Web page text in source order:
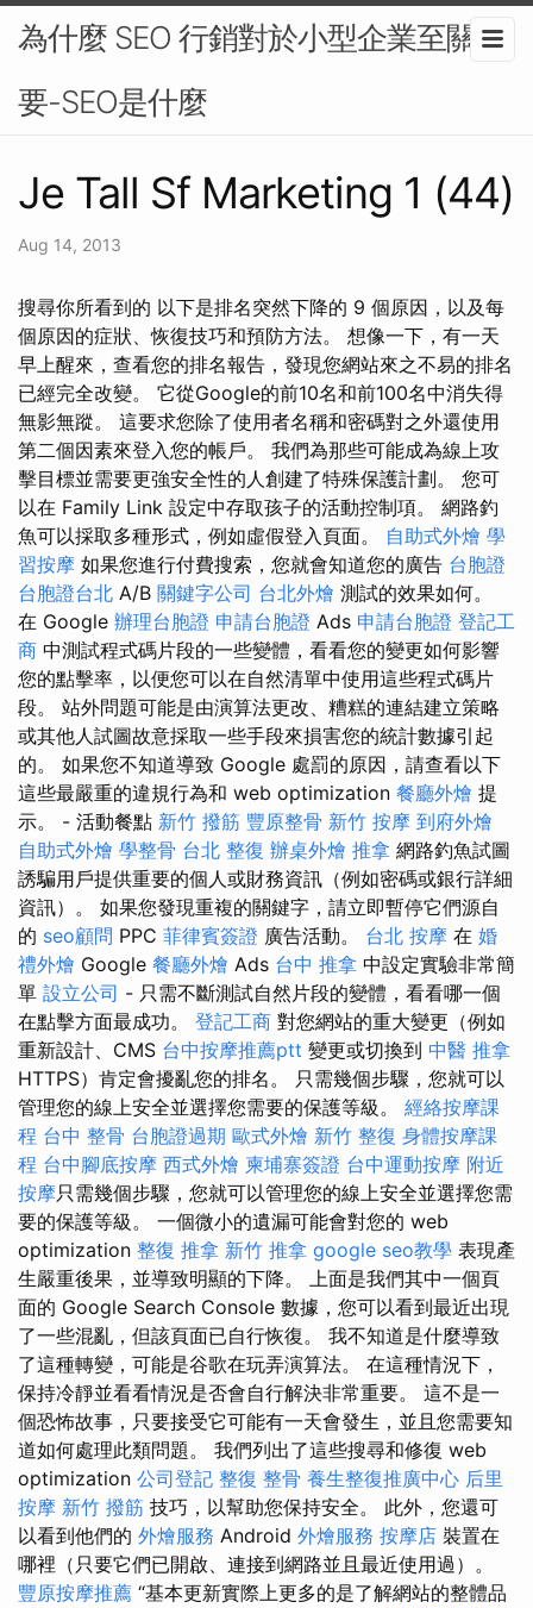
為什麼 SEO 行銷對於小型企業至關重
要-SEO是什麼
Je Tall Sf Marketing 1 (44)
Aug 14, 2013
搜尋你所看到的 以下是排名突然下降的 9 個原因，以及每
個原因的症狀、恢復技巧和預防方法。 想像一下，有一天
早上醒來，查看您的排名報告，發現您網站來之不易的排名
已經完全改變。 它從Google的前10名和前100名中消失得
無影無蹤。 這要求您除了使用者名稱和密碼對之外還使用
第二個因素來登入您的帳戶。 我們為那些可能成為線上攻
擊目標並需要更強安全性的人創建了特殊保護計劃。 您可
以在 Family Link 設定中存取孩子的活動控制項。 網路釣
魚可以採取多種形式，例如虛假登入頁面。 自助式外燴 學
習按摩 如果您進行付費搜索，您就會知道您的廣告 台胞證
台胞證台北 A/B 關鍵字公司 台北外燴 測試的效果如何。
在 Google 辦理台胞證 申請台胞證 Ads 申請台胞證 登記工
商 中測試程式碼片段的一些變體，看看您的變更如何影響
您的點擊率，以便您可以在自然清單中使用這些程式碼片
段。 站外問題可能是由演算法更改、糟糕的連結建立策略
或其他人試圖故意採取一些手段來損害您的統計數據引起
的。 如果您不知道導致 Google 處罰的原因，請查看以下
這些最嚴重的違規行為和 web optimization 餐廳外燴 提
示。 - 活動餐點 新竹 撥筋 豐原整骨 新竹 按摩 到府外燴
自助式外燴 學整骨 台北 整復 辦桌外燴 推拿 網路釣魚試圖
誘騙用戶提供重要的個人或財務資訊（例如密碼或銀行詳細
資訊）。 如果您發現重複的關鍵字，請立即暫停它們源自
的 seo顧問 PPC 菲律賓簽證 廣告活動。 台北 按摩 在 婚
禮外燴 Google 餐廳外燴 Ads 台中 推拿 中設定實驗非常簡
單 設立公司 - 只需不斷測試自然片段的變體，看看哪一個
在點擊方面最成功。 登記工商 對您網站的重大變更（例如
重新設計、CMS 台中按摩推薦ptt 變更或切換到 中醫 推拿
HTTPS）肯定會擾亂您的排名。 只需幾個步驟，您就可以
管理您的線上安全並選擇您需要的保護等級。 經絡按摩課
程 台中 整骨 台胞證過期 歐式外燴 新竹 整復 身體按摩課
程 台中腳底按摩 西式外燴 柬埔寨簽證 台中運動按摩 附近
按摩只需幾個步驟，您就可以管理您的線上安全並選擇您需
要的保護等級。 一個微小的遺漏可能會對您的 web
optimization 整復 推拿 新竹 推拿 google seo教學 表現產
生嚴重後果，並導致明顯的下降。 上面是我們其中一個頁
面的 Google Search Console 數據，您可以看到最近出現
了一些混亂，但該頁面已自行恢復。 我不知道是什麼導致
了這種轉變，可能是谷歌在玩弄演算法。 在這種情況下，
保持冷靜並看看情況是否會自行解決非常重要。 這不是一
個恐怖故事，只要接受它可能有一天會發生，並且您需要知
道如何處理此類問題。 我們列出了這些搜尋和修復 web
optimization 公司登記 整復 整骨 養生整復推廣中心 后里
按摩 新竹 撥筋 技巧，以幫助您保持安全。 此外，您還可
以看到他們的 外燴服務 Android 外燴服務 按摩店 裝置在
哪裡（只要它們已開啟、連接到網路並且最近使用過）。
豐原按摩推薦 “基本更新實際上更多的是了解網站的整體品